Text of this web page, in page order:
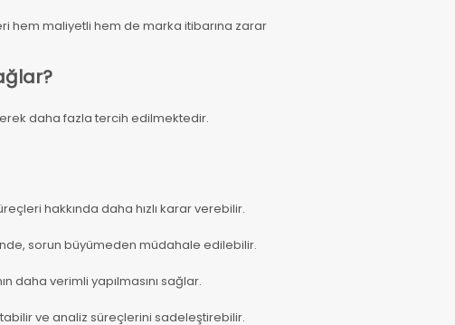
hem maliyetli hem de marka itibarına zarar
daha fazla tercih edilmektedir.
hakkında daha hızlı karar verebilir.
sorun büyümeden müdahale edilebilir.
daha verimli yapılmasını sağlar.
ve analiz süreçlerini sadeleştirebilir.